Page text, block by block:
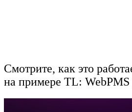
Смотрите, как это
на примере TL: